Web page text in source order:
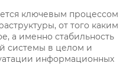
ключевым процессом
от того каким
а именно стабильность
системы в целом и
информационных